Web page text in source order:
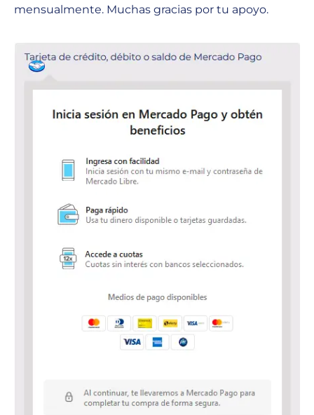
mensualmente. Muchas gracias por tu apoyo.